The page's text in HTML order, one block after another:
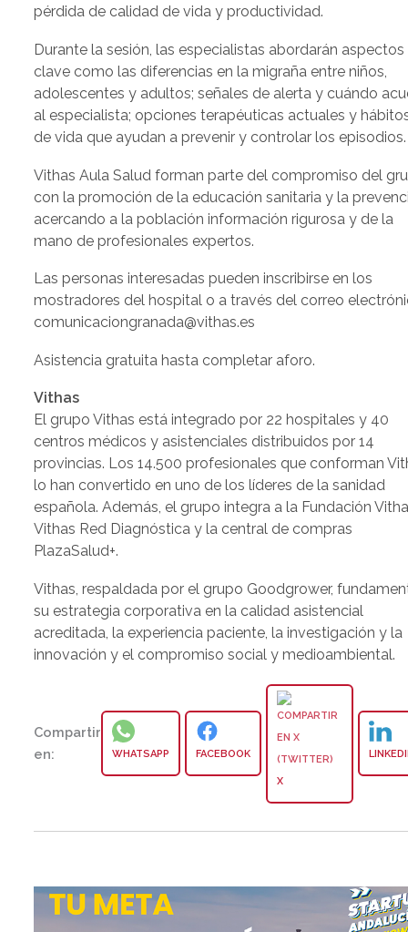
pérdida de calidad de vida y productividad.
Durante la sesión, las especialistas abordarán aspectos
clave como las diferencias en la migraña entre niños,
adolescentes y adultos; señales de alerta y cuándo
al especialista; opciones terapéuticas actuales y
de vida que ayudan a prevenir y controlar los episodios.
Vithas Aula Salud forman parte del compromiso del
con la promoción de la educación sanitaria y la
acercando a la población información rigurosa y de la
mano de profesionales expertos.
Las personas interesadas pueden inscribirse en los
mostradores del hospital o a través del correo
comunicaciongranada@vithas.es
Asistencia gratuita hasta completar aforo.
Vithas
El grupo Vithas está integrado por 22 hospitales y 40
centros médicos y asistenciales distribuidos por 14
provincias. Los 14.500 profesionales que conforman
lo han convertido en uno de los líderes de la sanidad
española. Además, el grupo integra a la Fundación
Vithas Red Diagnóstica y la central de compras
PlazaSalud+.
Vithas, respaldada por el grupo Goodgrower,
su estrategia corporativa en la calidad asistencial
acreditada, la experiencia paciente, la investigación y la
innovación y el compromiso social y medioambiental.
Compartir
en:
WHATSAPP FACEBOOK
X